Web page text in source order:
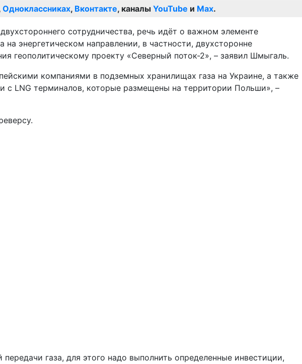
Одноклассниках, Вконтакте, каналы YouTube и Max.
сотрудничества, речь идёт о важном элементе
энергетическом направлении, в частности, двухсторонне
геополитическому проекту «Северный поток-2», – заявил Шмыгаль.
компаниями в подземных хранилищах газа на Украине, а также
с LNG терминалов, которые размещены на территории Польши», –
газа, для этого надо выполнить определенные инвестиции,